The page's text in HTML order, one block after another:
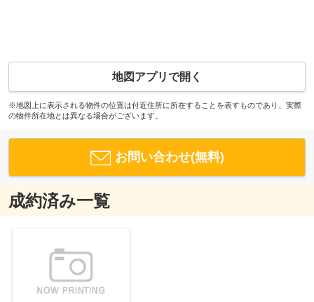
地図アプリで開く
※地図上に表示される物件の位置は付近住所に所在することを表すものであり、実際
の物件所在地とは異なる場合がございます。
お問い合わせ(無料)
成約済み一覧